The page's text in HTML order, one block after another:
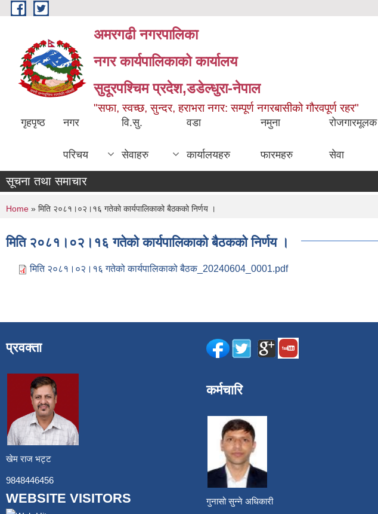
Skip to main content
अमरगढी नगरपालिका
नगर कार्यपालिकाको कार्यालय
सुदूरपश्चिम प्रदेश,डडेल्धुरा-नेपाल
"सफा, स्वच्छ, सुन्दर, हराभरा नगर: सम्पूर्ण नगरबासीको गौरवपूर्ण रहर"
गृहपृष्ठ नगर
परिचय
वि.सु.
सेवाहरु
वडा
कार्यालयहरु
नमुना
फारमहरु
रोजगारमूलक
सेवा
सूचना तथा समाचार
You are here
Home » मिति २०८१।०२।१६ गतेको कार्यपालिकाको बैठकको निर्णय ।
मिति २०८१।०२।१६ गतेको कार्यपालिकाको बैठकको निर्णय ।
मिति २०८१।०२।१६ गतेको कार्यपालिकाको बैठक_20240604_0001.pdf
प्रवक्ता
खेम राज भट्ट
9848446456
WEBSITE VISITORS
कर्मचारि
गुनासो सुन्ने अधिकारी